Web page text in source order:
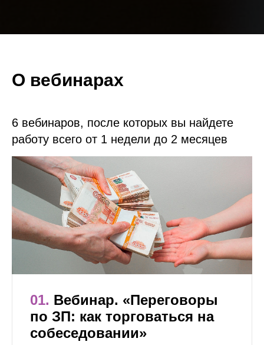
О вебинарах
6 вебинаров, после которых вы найдете
работу всего от 1 недели до 2 месяцев
01. Вебинар. «Переговоры
по ЗП: как торговаться на
собеседовании»